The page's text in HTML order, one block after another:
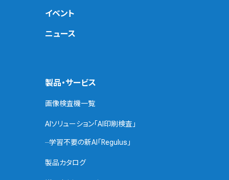
イベント
ニュース
製品・サービス
画像検査機一覧
AIソリューション「AI印刷検査」
学習不要の新AI「Regulus」
製品カタログ